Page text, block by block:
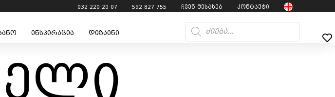
032 220 20 07 592 827 755 ჩვენ შესახებ კონტაქტი
ინსპირაცია დიზაინი